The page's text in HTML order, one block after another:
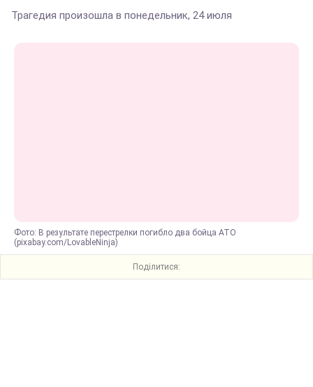
Трагедия произошла в понедельник, 24 июля
Фото: В результате перестрелки погибло два бойца АТО
(pixabay.com/LovableNinja)
Поділитися: